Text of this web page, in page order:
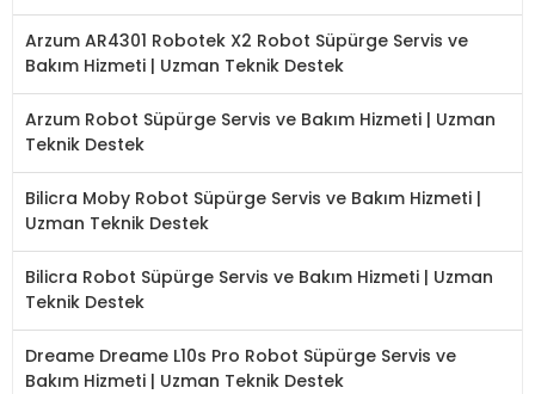
Arzum AR4301 Robotek X2 Robot Süpürge Servis ve
Bakım Hizmeti | Uzman Teknik Destek
Arzum Robot Süpürge Servis ve Bakım Hizmeti | Uzman
Teknik Destek
Bilicra Moby Robot Süpürge Servis ve Bakım Hizmeti |
Uzman Teknik Destek
Bilicra Robot Süpürge Servis ve Bakım Hizmeti | Uzman
Teknik Destek
Dreame Dreame L10s Pro Robot Süpürge Servis ve
Bakım Hizmeti | Uzman Teknik Destek